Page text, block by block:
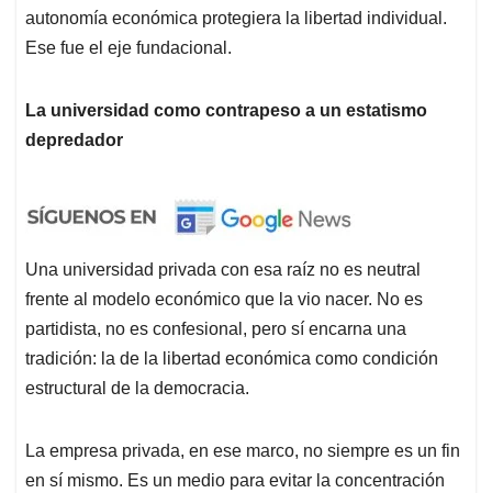
autonomía económica protegiera la libertad individual.
Ese fue el eje fundacional.
La universidad como contrapeso a un estatismo
depredador
Una universidad privada con esa raíz no es neutral
frente al modelo económico que la vio nacer. No es
partidista, no es confesional, pero sí encarna una
tradición: la de la libertad económica como condición
estructural de la democracia.
La empresa privada, en ese marco, no siempre es un fin
en sí mismo. Es un medio para evitar la concentración